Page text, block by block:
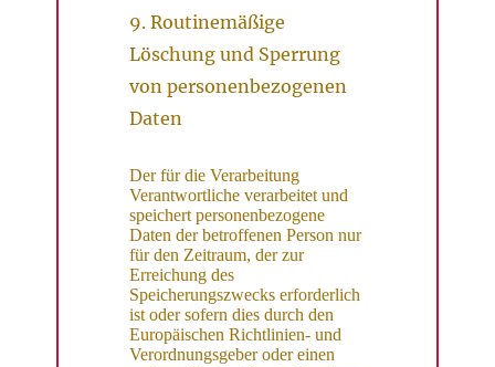
9. Routinemäßige
Löschung und Sperrung
von personenbezogenen
Daten
Der für die Verarbeitung
Verantwortliche verarbeitet und
speichert personenbezogene
Daten der betroffenen Person nur
für den Zeitraum, der zur
Erreichung des
Speicherungszwecks erforderlich
ist oder sofern dies durch den
Europäischen Richtlinien- und
Verordnungsgeber oder einen